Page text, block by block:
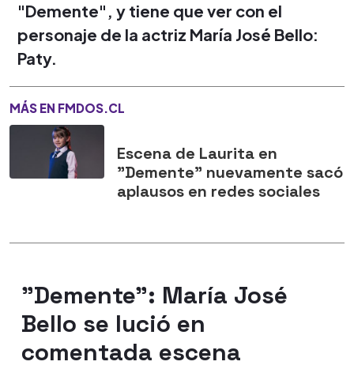
"Demente", y tiene que ver con el
personaje de la actriz María José Bello:
Paty.
MÁS EN FMDOS.CL
Escena de Laurita en
"Demente" nuevamente sacó
aplausos en redes sociales
"Demente": María José
Bello se lució en
comentada escena